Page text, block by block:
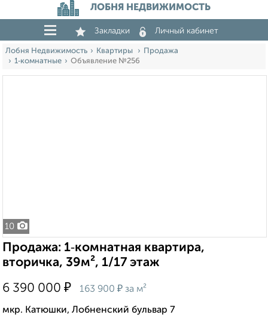
ЛОБНЯ НЕДВИЖИМОСТЬ
Закладки Личный кабинет
Лобня Недвижимость Квартиры
Продажа
1‑комнатные
Объявление №256
10
Продажа: 1‑комнатная квартира,
вторичка, 39м², 1/17 этаж
6 390 000 ₽ 163 900 ₽ за м²
мкр. Катюшки, Лобненский бульвар 7